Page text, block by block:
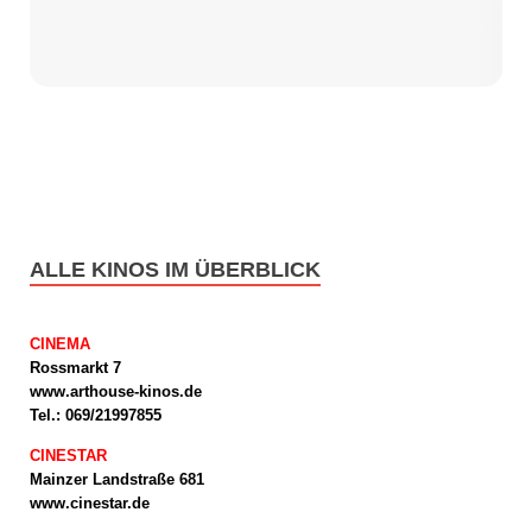
ALLE KINOS IM ÜBERBLICK
CINEMA
Rossmarkt 7
www.arthouse-kinos.de
Tel.: 069/21997855
CINESTAR
Mainzer Landstraße 681
www.cinestar.de